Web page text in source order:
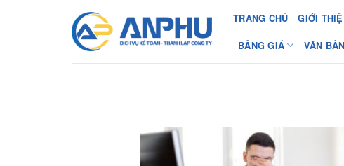
TRANG CHỦ GIỚI
BẢNG GIÁ VĂN